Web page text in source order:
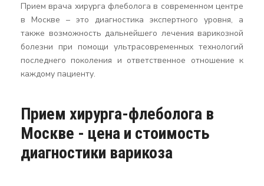
Прием врача хирурга флеболога в современном центре
в Москве – это диагностика экспертного уровня, а
также возможность дальнейшего лечения варикозной
болезни при помощи ультрасовременных технологий
последнего поколения и ответственное отношение к
каждому пациенту.
Прием хирурга-флеболога в
Москве - цена и стоимость
диагностики варикоза